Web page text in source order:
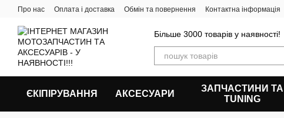
Перейти до основного контенту
Про нас Оплата і доставка Обмін та повернення Контактна інформація
Більше 3000 товарів у наявності!
ЄКІПІРУВАННЯ АКСЕСУАРИ
ЗАПЧАСТИНИ ТА
ТUNING